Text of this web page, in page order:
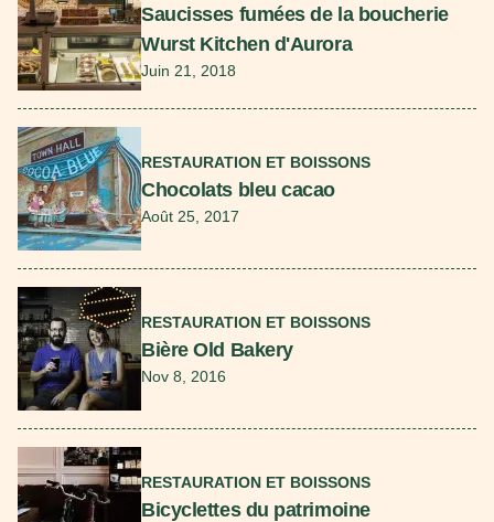
Saucisses fumées de la boucherie
Wurst Kitchen d'Aurora
Juin 21, 2018
RESTAURATION ET BOISSONS
Chocolats bleu cacao
Août 25, 2017
RESTAURATION ET BOISSONS
Bière Old Bakery
Nov 8, 2016
RESTAURATION ET BOISSONS
Bicyclettes du patrimoine